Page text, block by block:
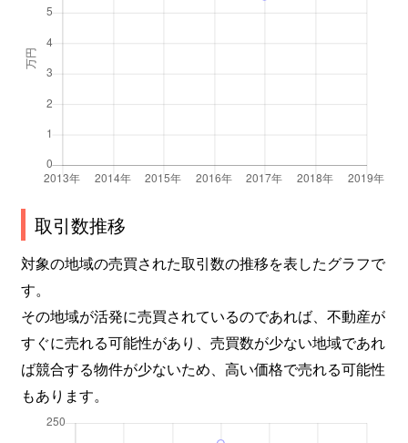
取引数推移
対象の地域の売買された取引数の推移を表したグラフで
す。
その地域が活発に売買されているのであれば、不動産が
すぐに売れる可能性があり、売買数が少ない地域であれ
ば競合する物件が少ないため、高い価格で売れる可能性
もあります。